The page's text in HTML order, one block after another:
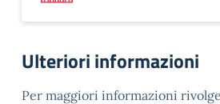
Ulteriori informazioni
Per maggiori informazioni